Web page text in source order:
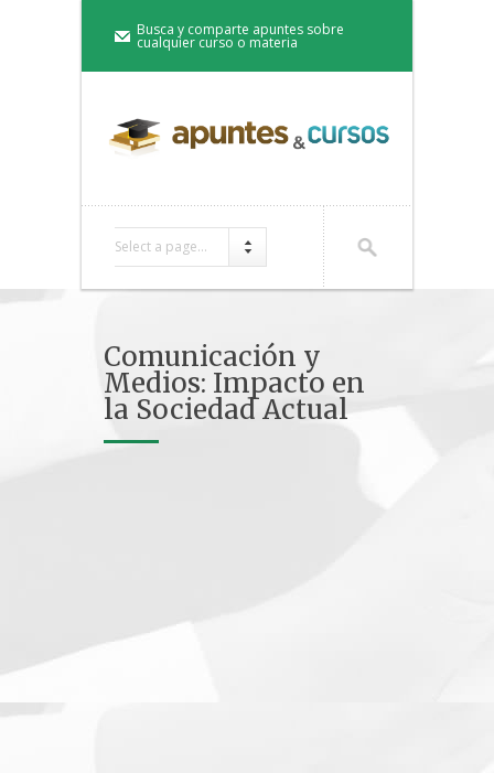
Busca y comparte apuntes sobre
cualquier curso o materia
Select a page...
Comunicación y
Medios: Impacto en
la Sociedad Actual